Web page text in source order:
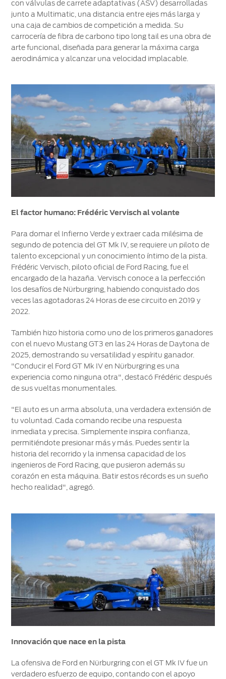
con válvulas de carrete adaptativas (ASV) desarrolladas
junto a Multimatic, una distancia entre ejes más larga y
una caja de cambios de competición a medida. Su
carrocería de fibra de carbono tipo long tail es una obra de
arte funcional, diseñada para generar la máxima carga
aerodinámica y alcanzar una velocidad implacable.
El factor humano: Frédéric Vervisch al volante
Para domar el Infierno Verde y extraer cada milésima de
segundo de potencia del GT Mk IV, se requiere un piloto de
talento excepcional y un conocimiento íntimo de la pista.
Frédéric Vervisch, piloto oficial de Ford Racing, fue el
encargado de la hazaña. Vervisch conoce a la perfección
los desafíos de Nürburgring, habiendo conquistado dos
veces las agotadoras 24 Horas de ese circuito en 2019 y
2022.
También hizo historia como uno de los primeros ganadores
con el nuevo Mustang GT3 en las 24 Horas de Daytona de
2025, demostrando su versatilidad y espíritu ganador.
"Conducir el Ford GT Mk IV en Nürburgring es una
experiencia como ninguna otra", destacó Frédéric después
de sus vueltas monumentales.
"El auto es un arma absoluta, una verdadera extensión de
tu voluntad. Cada comando recibe una respuesta
inmediata y precisa. Simplemente inspira confianza,
permitiéndote presionar más y más. Puedes sentir la
historia del recorrido y la inmensa capacidad de los
ingenieros de Ford Racing, que pusieron además su
corazón en esta máquina. Batir estos récords es un sueño
hecho realidad", agregó.
Innovación que nace en la pista
La ofensiva de Ford en Nürburgring con el GT Mk IV fue un
verdadero esfuerzo de equipo, contando con el apoyo